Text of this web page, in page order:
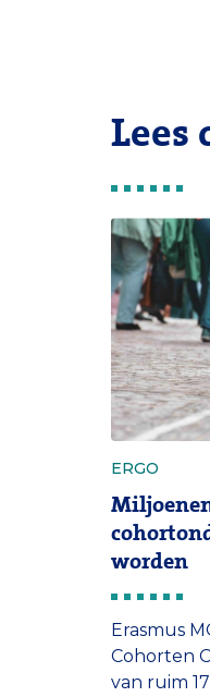
Lees
ERGO
worden
Erasmus
Cohorten
van ruim